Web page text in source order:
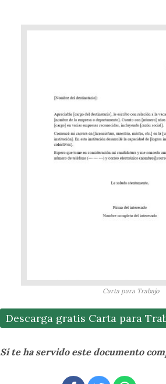
Carta para Trabajo
Descarga gratis Carta para
Si te ha servido este documento